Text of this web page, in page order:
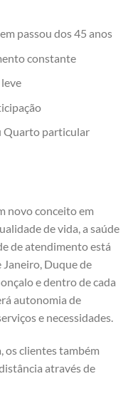
passou dos 45 anos
constante
Quarto particular
novo conceito em
de vida, a saúde
de atendimento está
Duque de
e dentro de cada
autonomia de
e necessidades.
os clientes também
através de